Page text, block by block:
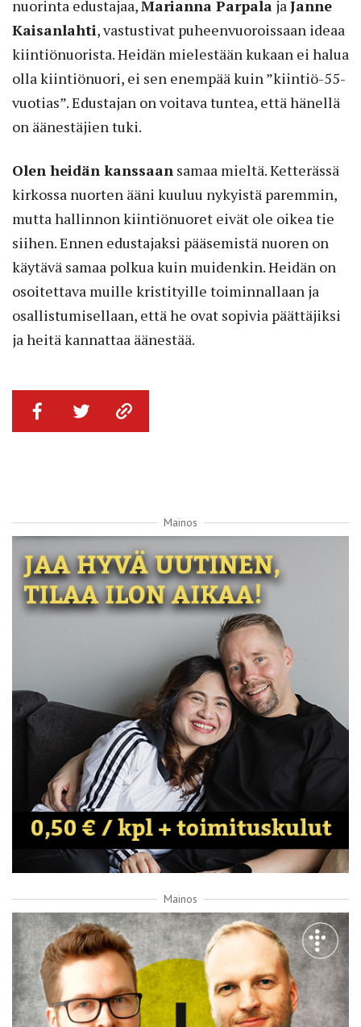
nuorinta edustajaa,Marianna Parpala ja Janne
Kaisanlahti, vastustivat puheenvuoroissaan ideaa
kiintiönuorista. Heidän mielestään kukaan ei halua
olla kiintiönuori, ei sen enempää kuin ”kiintiö-55-
vuotias”. Edustajan on voitava tuntea, että hänellä
on äänestäjien tuki.
Olen heidän kanssaan samaa mieltä. Ketterässä
kirkossa nuorten ääni kuuluu nykyistä paremmin,
mutta hallinnon kiintiönuoret eivät ole oikea tie
siihen. Ennen edustajaksi pääsemistä nuoren on
käytävä samaa polkua kuin muidenkin. Heidän on
osoitettava muille kristityille toiminnallaan ja
osallistumisellaan, että he ovat sopivia päättäjiksi
ja heitä kannattaa äänestää.
Mainos
Mainos